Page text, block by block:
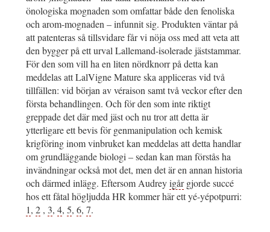
önologiska mognaden som omfattar både den fenoliska
och arom-mognaden – infunnit sig. Produkten väntar på
att patenteras så tillsvidare får vi nöja oss med att veta att
den bygger på ett urval Lallemand-isolerade jäststammar.
För den som vill ha en liten nördknorr på detta kan
meddelas att LalVigne Mature ska appliceras vid två
tillfällen: vid början av véraison samt två veckor efter den
första behandlingen. Och för den som inte riktigt
greppade det där med jäst och nu tror att detta är
ytterligare ett bevis för genmanipulation och kemisk
krigföring inom vinbruket kan meddelas att detta handlar
om grundläggande biologi – sedan kan man förstås ha
invändningar också mot det, men det är en annan historia
och därmed inlägg. Eftersom Audreyigårgjorde succé
hos ett fåtal högljudda HR kommer här ett yé-yépotpurri:
1, 2 , 3, 4, 5, 6, 7.